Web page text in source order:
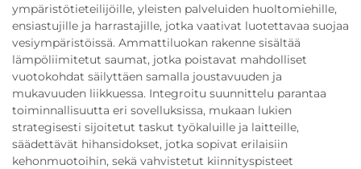
ympäristötieteilijöille, yleisten palveluiden huoltomiehille,
ensiastujille ja harrastajille, jotka vaativat luotettavaa suojaa
vesiympäristöissä. Ammattiluokan rakenne sisältää
lämpöliimitetut saumat, jotka poistavat mahdolliset
vuotokohdat säilyttäen samalla joustavuuden ja
mukavuuden liikkuessa. Integroitu suunnittelu parantaa
toiminnallisuutta eri sovelluksissa, mukaan lukien
strategisesti sijoitetut taskut työkaluille ja laitteille,
säädettävät hihansidokset, jotka sopivat erilaisiin
kehonmuotoihin, sekä vahvistetut kiinnityspisteet